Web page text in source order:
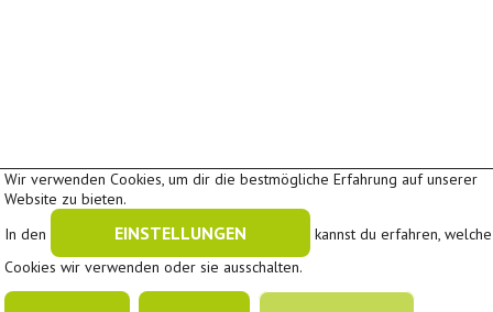
Schriftgröße: A | A | A
Wir verwenden Cookies, um dir die bestmögliche Erfahrung auf unserer
Website zu bieten.
In den
EINSTELLUNGEN
kannst du erfahren, welche
Cookies wir verwenden oder sie ausschalten.